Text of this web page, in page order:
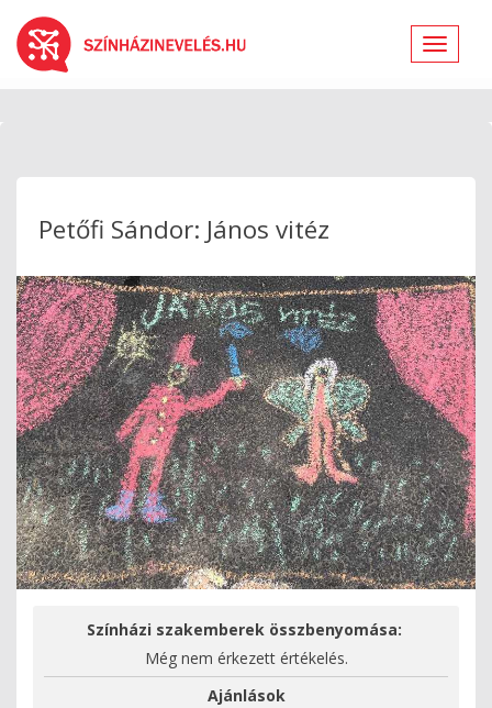
Toggle
Petőfi Sándor: János vitéz
Színházi szakemberek összbenyomása:
Még nem érkezett értékelés.
Ajánlások